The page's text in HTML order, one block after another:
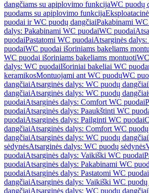
dangčiams su apiplovimo funkcijaWC puodų
puodams su apiplovimo funkcija
puodai ir WC puodų dangčiaiPakabinami
dalys: Pakabinami WC puodaiWC puodai
puodaiPastatomi WC puodaiAtsarginės
puodaiWC puodai išoriniams bakeliams
WC puodai išoriniams bakeliams montuoti
dalys: WC puodaiIšoriniai bakeliai WC
keramikosMontuojami ant WC puodųWC
dangčiaiAtsarginės dalys: WC puodų dangčiai
dangčiaiAtsarginės dalys: WC puodų dangčiai
puodaiAtsarginės dalys: Comfort WC puodai
puodaiAtsarginės dalys: Paaukštinti WC
puodaiAtsarginės dalys: Pailginti WC puodai
dangčiaiAtsarginės dalys: Comfort WC
dangčiaiAtsarginės dalys: WC puodų dangčiai
sėdynėsAtsarginės dalys: WC puodų sėdynės
puodaiAtsarginės dalys: Vaikiški WC puodai
puodaiAtsarginės dalys: Pakabinami WC
puodaiAtsarginės dalys: Pastatomi WC puodai
dangčiaiAtsarginės dalys: Vaikiški WC puodų
dangčiaiAtsarginės dalys: WC puodų dangčiai